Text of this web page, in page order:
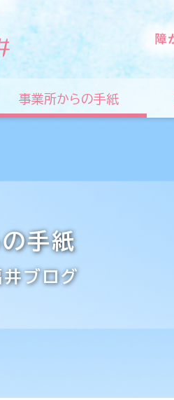
事業所からの手紙
手紙
井ブログ